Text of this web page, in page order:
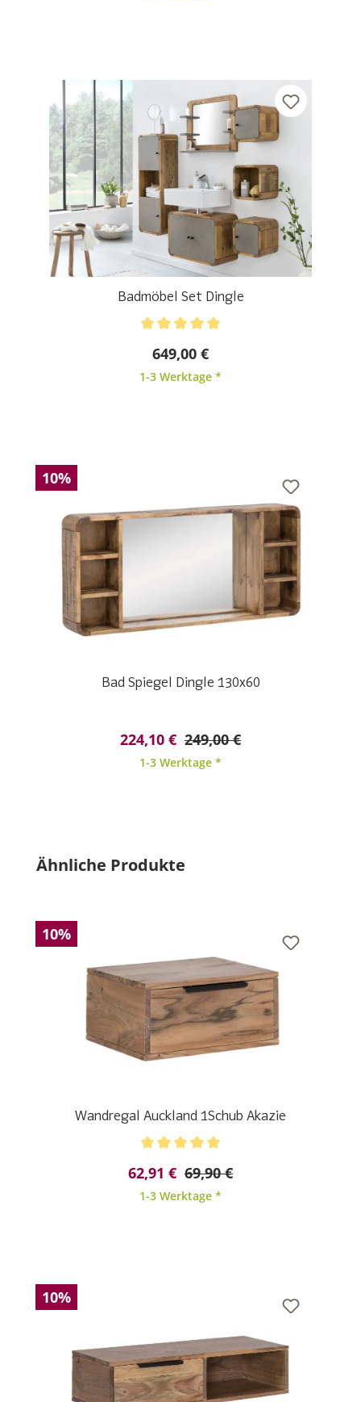
Badmöbel Set Dingle
649,00 €
1-3 Werktage *
10%
Bad Spiegel Dingle 130x60
224,10 € 249,00 €
1-3 Werktage *
Produktgalerie überspringen
Ähnliche Produkte
10%
Wandregal Auckland 1Schub Akazie
62,91 € 69,90 €
1-3 Werktage *
10%